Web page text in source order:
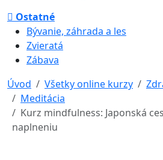
Ostatné
Bývanie, záhrada a les
Zvieratá
Zábava
Úvod
Všetky online kurzy
Meditácia
Kurz mindfulness: Japonská
naplneniu